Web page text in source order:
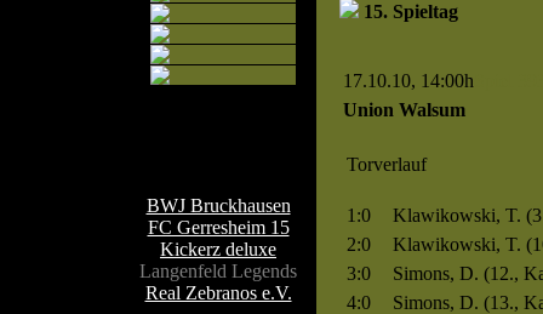
BWJ Bruckhausen
FC Gerresheim 15
Kickerz deluxe
Langenfeld Legends
Real Zebranos e.V.
15. Spieltag
17.10.10, 14:00h
Union Walsum
Torverlauf
1:0
Klawikowski, T.
2:0
Klawikowski, T.
3:0
Simons, D. (12.,
4:0
Simons, D. (13.,